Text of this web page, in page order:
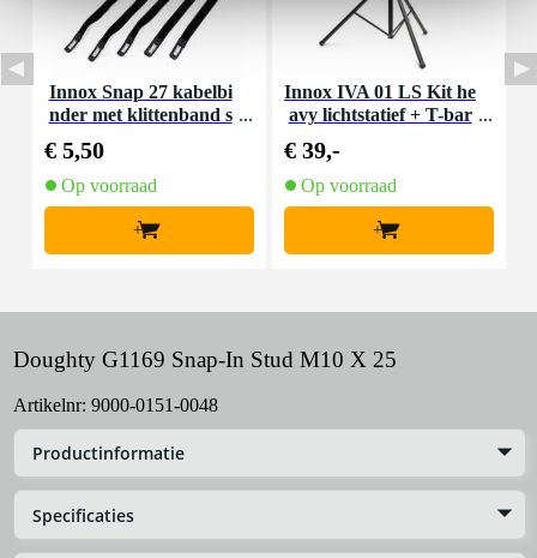
Innox Snap 27 kabelbi
nder met klittenband s
€ 5,50
Op voorraad
+
Innox IVA 01 LS Kit he
avy lichtstatief + T-bar
€ 39,-
Op voorraad
+
Doughty G1169 Snap-In Stud M10 X 25
Artikelnr: 9000-0151-0048
Productinformatie
Specificaties